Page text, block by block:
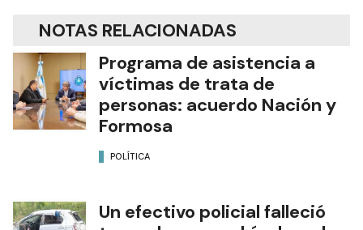
NOTAS RELACIONADAS
Programa de asistencia a
víctimas de trata de
personas: acuerdo Nación y
Formosa
POLÍTICA
Un efectivo policial falleció